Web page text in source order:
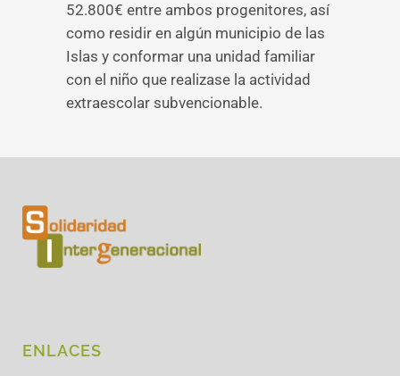
52.800€ entre ambos progenitores, así
como residir en algún municipio de las
Islas y conformar una unidad familiar
con el niño que realizase la actividad
extraescolar subvencionable.
ENLACES